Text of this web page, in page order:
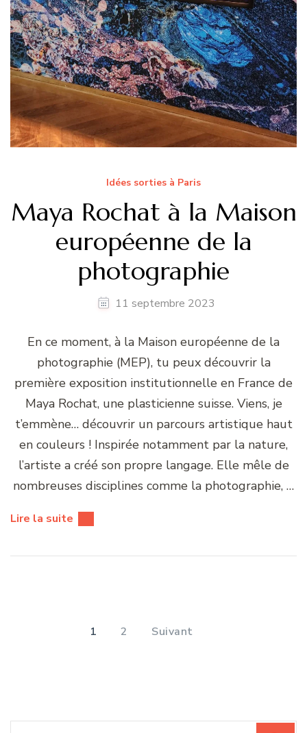
Idées sorties à Paris
Maya Rochat à la Maison
européenne de la
photographie
11 septembre 2023
En ce moment, à la Maison européenne de la
photographie (MEP), tu peux découvrir la
première exposition institutionnelle en France de
Maya Rochat, une plasticienne suisse. Viens, je
t’emmène… découvrir un parcours artistique haut
en couleurs ! Inspirée notamment par la nature,
l’artiste a créé son propre langage. Elle mêle de
nombreuses disciplines comme la photographie, …
Lire la suite
publicationsPAGE
1 PAGE
2 Suivant